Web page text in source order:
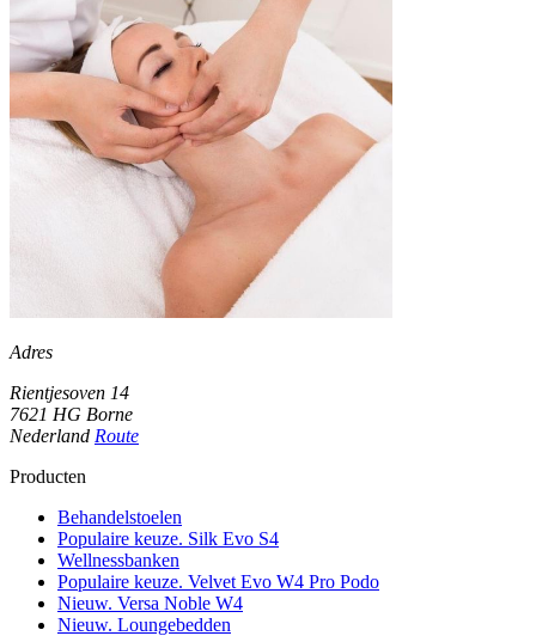
Adres
Rientjesoven 14
7621 HG Borne
Nederland Route
Producten
Behandelstoelen
Populaire keuze. Silk Evo S4
Wellnessbanken
Populaire keuze. Velvet Evo W4 Pro Podo
Nieuw. Versa Noble W4
Nieuw. Loungebedden